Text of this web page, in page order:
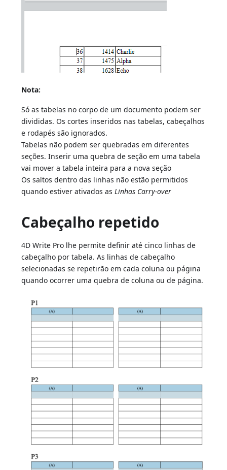
Nota:
Só as tabelas no corpo de um documento podem ser
divididas. Os cortes inseridos nas tabelas, cabeçalhos
e rodapés são ignorados.
Tabelas não podem ser quebradas em diferentes
seções. Inserir uma quebra de seção em uma tabela
vai mover a tabela inteira para a nova seção
Os saltos dentro das linhas não estão permitidos
quando estiver ativados asLinhas Carry-over
Cabeçalho repetido
4D Write Pro lhe permite definir até cinco linhas de
cabeçalho por tabela. As linhas de cabeçalho
selecionadas se repetirão em cada coluna ou página
quando ocorrer uma quebra de coluna ou de página.